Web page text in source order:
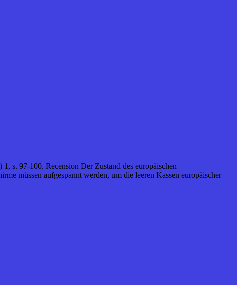
s. 97-100. Recension Der Zustand des europäischen
müssen aufgespannt werden, um die leeren Kassen europäischer